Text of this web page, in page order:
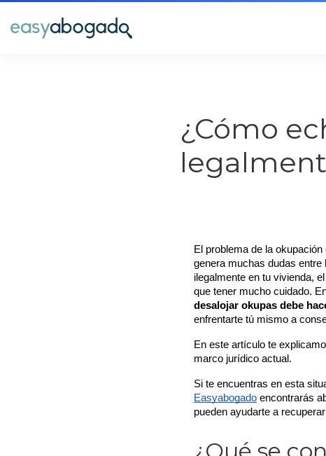
¿Cómo
El problema de la
genera muchas dudas entre
ilegalmente en tu vivienda,
desalojar okupas debe
enfrentarte tú mismo a
En este artículo te
marco jurídico actual.
Si te encuentras en esta
Easyabogado encontrarás
pueden ayudarte a